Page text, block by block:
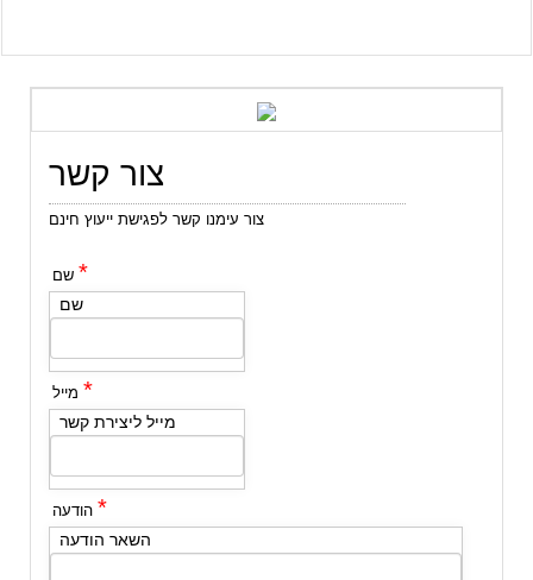
צור קשר
צור עימנו קשר לפגישת ייעוץ חינם
*
שם
*
מייל ליצירת קשר
*
השאר הודעה